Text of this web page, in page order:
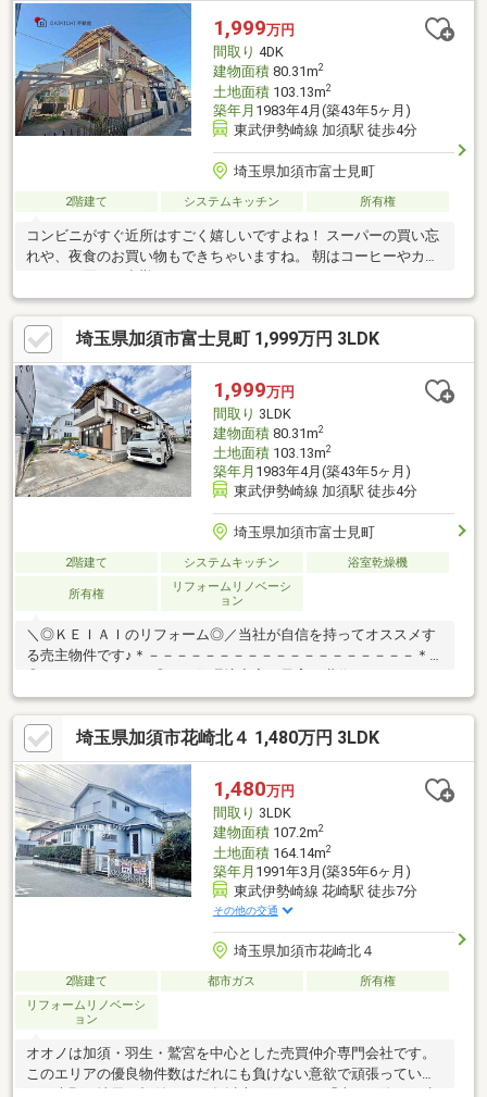
1,999万円
間取り 4DK
建物面積80.31m2
土地面積103.13m2
築年月 1983年4月(築43年5ヶ月)
東武伊勢崎線 加須駅 徒歩4分
埼玉県加須市富士見町
2階建て システムキッチン 所有権
コンビニがすぐ近所はすごく嬉しいですよね！ スーパーの買い忘
れや、夜食のお買い物もできちゃいますね。 朝はコーヒーやカフ
埼玉県加須市富士見町 1,999万円 3LDK
1,999万円
間取り 3LDK
建物面積80.31m2
土地面積103.13m2
築年月 1983年4月(築43年5ヶ月)
東武伊勢崎線 加須駅 徒歩4分
埼玉県加須市富士見町
2階建て システムキッチン 浴室乾燥機
所有権
リフォームリノベーシ
ョン
＼◎ＫＥＩＡＩのリフォーム◎／当社が自信を持ってオススメす
る売主物件です♪＊－－－－－－－－－－－－－－－－－－－＊＼
め・収納完備で片付けはかどる♪・日当たり良好！明るいお部屋・
閑静な住宅街で安心♪・家賃より安く憧れの庭付き戸建♪＼◎周辺
環境◎／・南小学校（約1200ｍ）・昭和中学校（約2400ｍ）・ヤ
オコー加須店（約1500ｍ）＊－－－－－－－－－－－－－－－－
－－－＊＼◎本日ご見学可能◎／「今から見たい！」「お一人で
も安心」お気軽にお問い合わせ♪住宅ローンのご相談も随時お任せ
ください！
埼玉県加須市花崎北４ 1,480万円 3LDK
1,480万円
間取り 3LDK
建物面積107.2m2
土地面積164.14m2
築年月 1991年3月(築35年6ヶ月)
東武伊勢崎線 花崎駅 徒歩7分
その他の交通
埼玉県加須市花崎北４
2階建て 都市ガス
所有権
リフォームリノベーシ
ョン
オオノは加須・羽生・鷲宮を中心とした売買仲介専門会社です。
このエリアの優良物件数はだれにも負けない意欲で頑張っていま